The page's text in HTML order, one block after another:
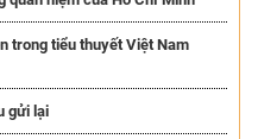
trong tiểu thuyết Việt Nam
gửi lại